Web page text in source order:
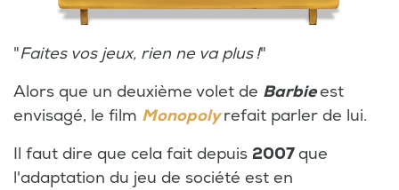
"Faites vos jeux, rien ne va plus !"
Alors que un deuxième volet de Barbieest
envisagé, le film Monopolyrefait parler de lui.
Il faut dire que cela fait depuis 2007que
l'adaptation du jeu de société est en